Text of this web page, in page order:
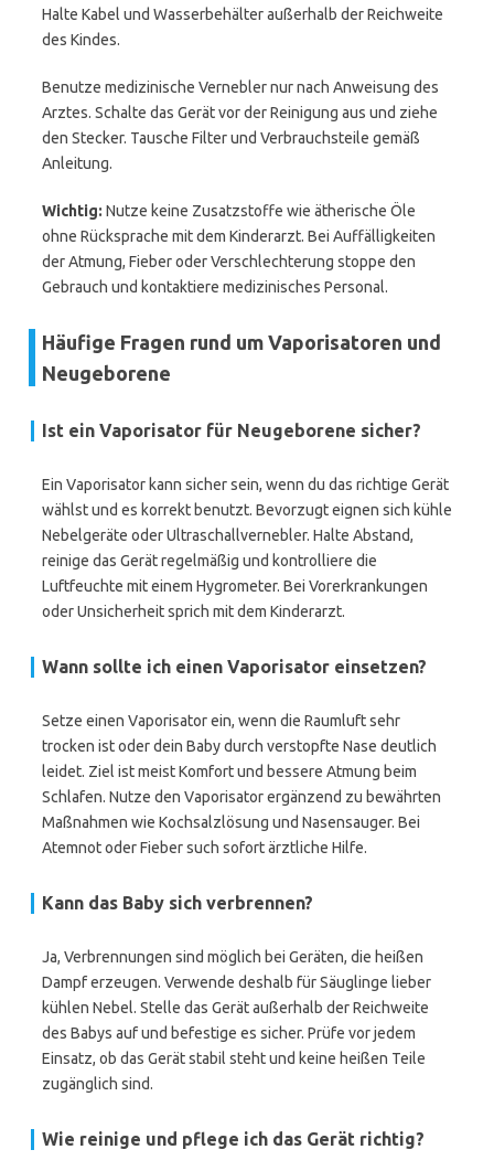
Halte Kabel und Wasserbehälter außerhalb der Reichweite
des Kindes.
Benutze medizinische Vernebler nur nach Anweisung des
Arztes. Schalte das Gerät vor der Reinigung aus und ziehe
den Stecker. Tausche Filter und Verbrauchsteile gemäß
Anleitung.
Wichtig: Nutze keine Zusatzstoffe wie ätherische Öle
ohne Rücksprache mit dem Kinderarzt. Bei Auffälligkeiten
der Atmung, Fieber oder Verschlechterung stoppe den
Gebrauch und kontaktiere medizinisches Personal.
Häufige Fragen rund um Vaporisatoren und
Neugeborene
Ist ein Vaporisator für Neugeborene sicher?
Ein Vaporisator kann sicher sein, wenn du das richtige Gerät
wählst und es korrekt benutzt. Bevorzugt eignen sich kühle
Nebelgeräte oder Ultraschallvernebler. Halte Abstand,
reinige das Gerät regelmäßig und kontrolliere die
Luftfeuchte mit einem Hygrometer. Bei Vorerkrankungen
oder Unsicherheit sprich mit dem Kinderarzt.
Wann sollte ich einen Vaporisator einsetzen?
Setze einen Vaporisator ein, wenn die Raumluft sehr
trocken ist oder dein Baby durch verstopfte Nase deutlich
leidet. Ziel ist meist Komfort und bessere Atmung beim
Schlafen. Nutze den Vaporisator ergänzend zu bewährten
Maßnahmen wie Kochsalzlösung und Nasensauger. Bei
Atemnot oder Fieber such sofort ärztliche Hilfe.
Kann das Baby sich verbrennen?
Ja, Verbrennungen sind möglich bei Geräten, die heißen
Dampf erzeugen. Verwende deshalb für Säuglinge lieber
kühlen Nebel. Stelle das Gerät außerhalb der Reichweite
des Babys auf und befestige es sicher. Prüfe vor jedem
Einsatz, ob das Gerät stabil steht und keine heißen Teile
zugänglich sind.
Wie reinige und pflege ich das Gerät richtig?